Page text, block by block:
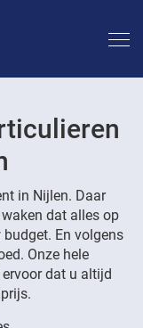
in Nijlen. Daar
dat alles op
En volgens
Onze hele
dat u altijd